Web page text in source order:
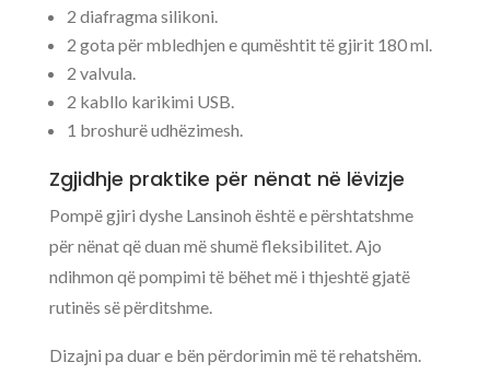
2 diafragma silikoni.
2 gota për mbledhjen e qumështit të gjirit 180 ml.
2 valvula.
2 kabllo karikimi USB.
1 broshurë udhëzimesh.
Zgjidhje praktike për nënat në lëvizje
Pompë gjiri dyshe Lansinoh është e përshtatshme
për nënat që duan më shumë fleksibilitet. Ajo
ndihmon që pompimi të bëhet më i thjeshtë gjatë
rutinës së përditshme.
Dizajni pa duar e bën përdorimin më të rehatshëm.